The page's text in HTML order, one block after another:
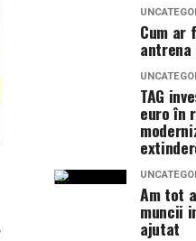
Cum ar
TAG
euro în
Am tot
muncii
ajutat